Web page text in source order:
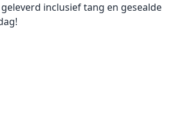
inclusief tang en gesealde